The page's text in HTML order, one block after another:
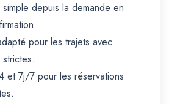
depuis la demande en
pour les trajets avec
et 7j/7 pour les réservations